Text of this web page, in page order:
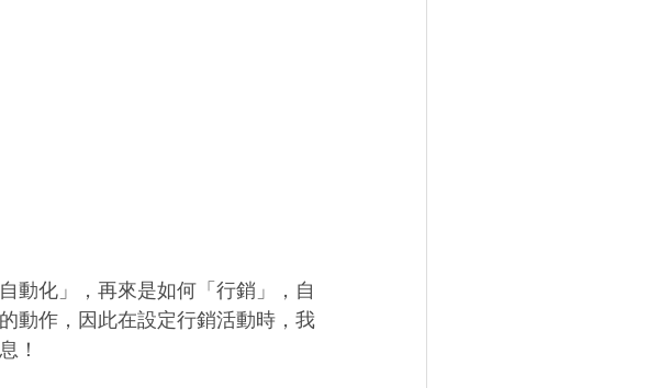
動化」，再來是如何「行銷」，自
動作，因此在設定行銷活動時，我
！